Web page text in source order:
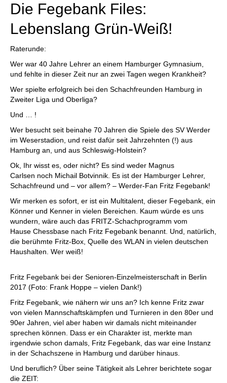
Die Fegebank Files:
Lebenslang Grün-Weiß!
Raterunde:
Wer war 40 Jahre Lehrer an einem Hamburger Gymnasium,
und fehlte in dieser Zeit nur an zwei Tagen wegen Krankheit?
Wer spielte erfolgreich bei den Schachfreunden Hamburg in
Zweiter Liga und Oberliga?
Und … !
Wer besucht seit beinahe 70 Jahren die Spiele des SV Werder
im Weserstadion, und reist dafür seit Jahrzehnten (!) aus
Hamburg an, und aus Schleswig-Holstein?
Ok, Ihr wisst es, oder nicht? Es sind weder Magnus
Carlsen noch Michail Botvinnik. Es ist der Hamburger Lehrer,
Schachfreund und – vor allem? – Werder-Fan Fritz Fegebank!
Wir merken es sofort, er ist ein Multitalent, dieser Fegebank, ein
Könner und Kenner in vielen Bereichen. Kaum würde es uns
wundern, wäre auch das FRITZ-Schachprogramm vom
Hause Chessbase nach Fritz Fegebank benannt. Und, natürlich,
die berühmte Fritz-Box, Quelle des WLAN in vielen deutschen
Haushalten. Wer weiß!
Fritz Fegebank bei der Senioren-Einzelmeisterschaft in Berlin
2017 (Foto: Frank Hoppe – vielen Dank!)
Fritz Fegebank, wie nähern wir uns an? Ich kenne Fritz zwar
von vielen Mannschaftskämpfen und Turnieren in den 80er und
90er Jahren, viel aber haben wir damals nicht miteinander
sprechen können. Dass er ein Charakter ist, merkte man
irgendwie schon damals, Fritz Fegebank, das war eine Instanz
in der Schachszene in Hamburg und darüber hinaus.
Und beruflich? Über seine Tätigkeit als Lehrer berichtete sogar
die ZEIT: